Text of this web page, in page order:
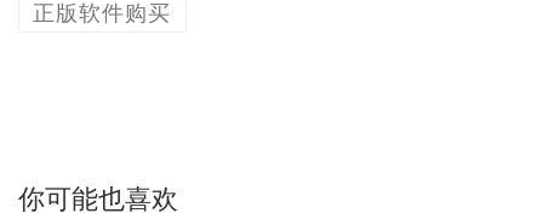
正版软件购买
你可能也喜欢